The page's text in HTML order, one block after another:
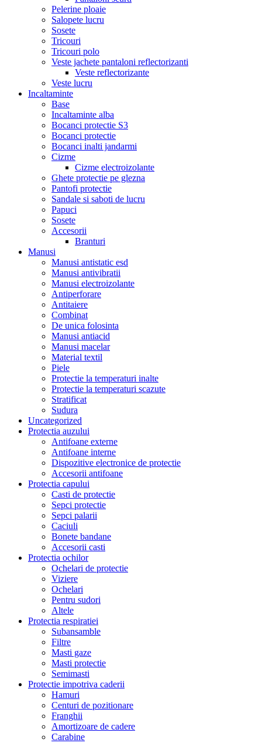
Pelerine ploaie
Salopete lucru
Sosete
Tricouri
Tricouri polo
Veste jachete pantaloni reflectorizanti
Veste reflectorizante
Veste lucru
Incaltaminte
Base
Incaltaminte alba
Bocanci protectie S3
Bocanci protectie
Bocanci inalti jandarmi
Cizme
Cizme electroizolante
Ghete protectie pe glezna
Pantofi protectie
Sandale si saboti de lucru
Papuci
Sosete
Accesorii
Branturi
Manusi
Manusi antistatic esd
Manusi antivibratii
Manusi electroizolante
Antiperforare
Antitaiere
Combinat
De unica folosinta
Manusi antiacid
Manusi macelar
Material textil
Piele
Protectie la temperaturi inalte
Protectie la temperaturi scazute
Stratificat
Sudura
Uncategorized
Protectia auzului
Antifoane externe
Antifoane interne
Dispozitive electronice de protectie
Accesorii antifoane
Protectia capului
Casti de protectie
Sepci protectie
Sepci palarii
Caciuli
Bonete bandane
Accesorii casti
Protectia ochilor
Ochelari de protectie
Viziere
Ochelari
Pentru sudori
Altele
Protectia respiratiei
Subansamble
Filtre
Masti gaze
Masti protectie
Semimasti
Protectie impotriva caderii
Hamuri
Centuri de pozitionare
Franghii
Amortizoare de cadere
Carabine